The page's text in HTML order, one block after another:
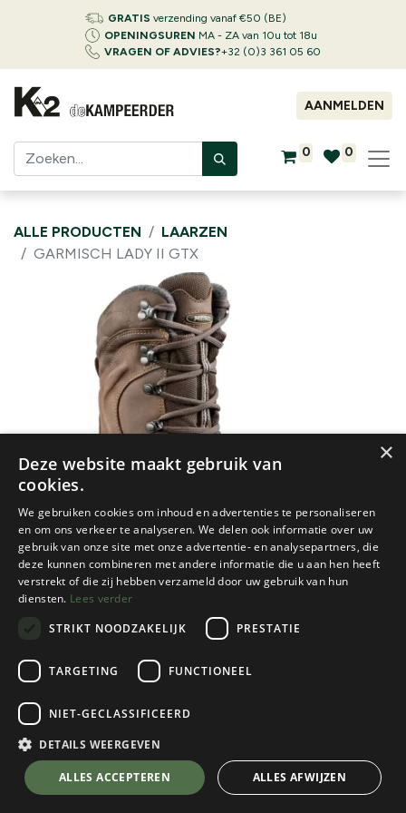
GRATIS verzending vanaf €50 (BE)
OPENINGSUREN MA - ZA van 10u tot 18u
VRAGEN OF ADVIES?+32 (0)3 361 05 60
AANMELDEN
0 0
ALLE PRODUCTEN
LAARZEN
GARMISCH LADY II GTX
Meindl
Garmisch Lady II GTX
Espresso
Kies een maat💬 Stel je vraag over dit product via WhatsApp
×
Deze website maakt gebruik van
cookies.
We gebruiken cookies om inhoud en advertenties te personaliseren
en om ons verkeer te analyseren. We delen ook informatie over uw
gebruik van onze site met onze advertentie- en analysepartners, die
deze kunnen combineren met andere informatie die u aan hen heeft
verstrekt of die zij hebben verzameld door uw gebruik van hun
diensten. Lees verder
STRIKT NOODZAKELIJK
PRESTATIE
TARGETING FUNCTIONEEL
NIET-GECLASSIFICEERD
DETAILS WEERGEVEN
ALLES ACCEPTEREN ALLES AFWIJZEN